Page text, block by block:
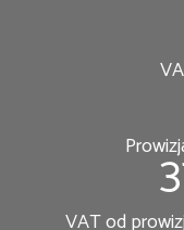
VAT od